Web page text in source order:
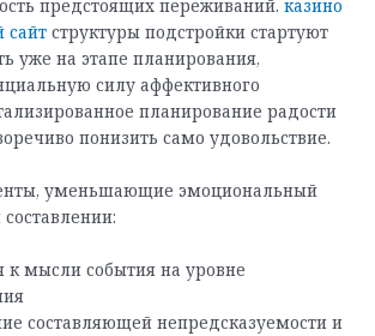
предстоящих переживаний. казино
сайт структуры подстройки стартуют
уже на этапе планирования,
силу аффективного
планирование радости
понизить само удовольствие.
уменьшающие эмоциональный
к мысли события на уровне
составляющей непредсказуемости и